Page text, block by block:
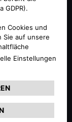
Ihnen